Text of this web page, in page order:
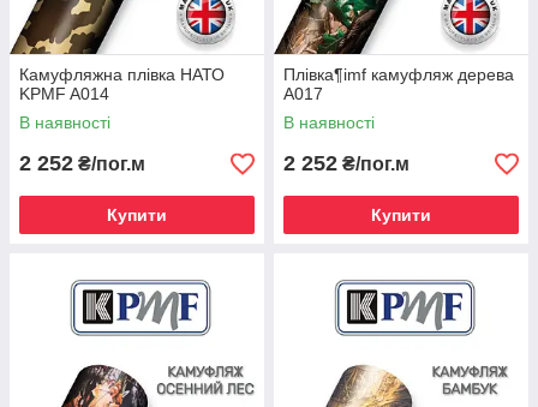
Камуфляжна плівка НАТО
KPMF A014
В наявності
2 252 ₴/пог.м
Купити
Плівка¶imf камуфляж дерева
A017
В наявності
2 252 ₴/пог.м
Купити